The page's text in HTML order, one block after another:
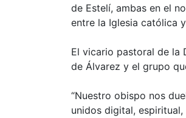
de Estelí, ambas en el
entre la Iglesia católica
El vicario pastoral de la
de Álvarez y el grupo
“Nuestro obispo nos
unidos digital,